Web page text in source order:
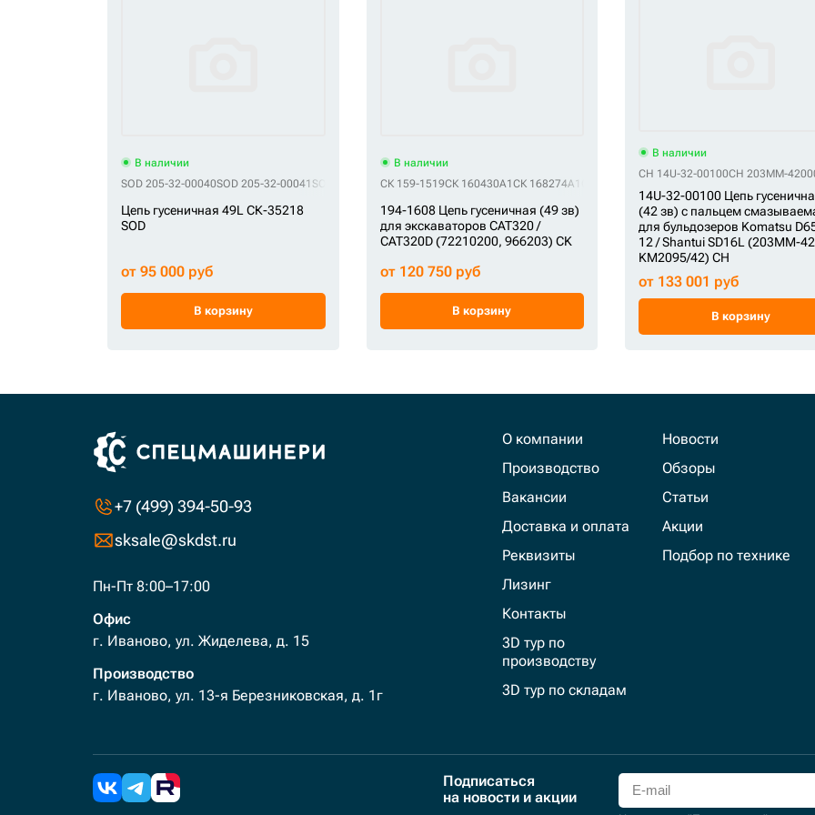
В наличии
SOD 205-32-00040SOD 205-32-00041 SOD 205-32-00042SOD 205-32-00043SOD 205-32-00044
Цепь гусеничная 49L СК-35218
SOD
от 95 000 руб
В корзину
В наличии
СК 159-1519СК 160430A1СК 168274A1
194-1608 Цепь гусеничная (49 зв)
для экскаваторов CAT320 /
CAT320D (72210200, 966203) CK
от 120 750 руб
В корзину
В наличии
CH 14U-32-00100CH 203MM-
14U-32-00100 Цепь
(42 зв) с пальцем
для бульдозеров Komatsu
12 / Shantui SD16L (203MM-
KM2095/42) CH
от 133 001 руб
В корзину
+7 (499) 394-50-93
sksale@skdst.ru
Пн-Пт 8:00–17:00
Офис
г. Иваново, ул. Жиделева, д. 15
Производство
г. Иваново, ул. 13-я Березниковская, д. 1г
О компании
Производство
Вакансии
Доставка и оплата
Реквизиты
Лизинг
Контакты
3D тур по
производству
3D тур по складам
Новости
Обзоры
Статьи
Акции
Подбор по технике
Подписаться
на новости и акции